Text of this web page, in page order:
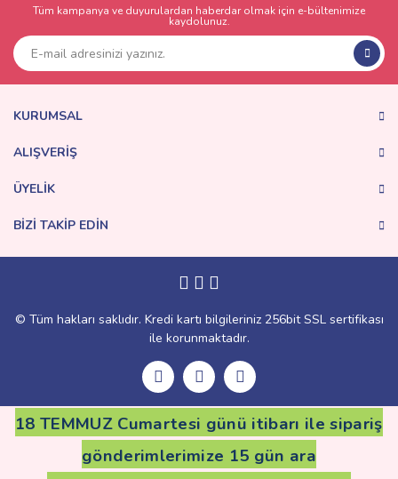
Yorum Yaz
Ürün açıklamasında eksik bilgiler bulunuyor.
Ürün bilgilerinde hatalar bulunuyor.
Tüm kampanya ve duyurulardan haberdar olmak için e-bültenimize
kaydolunuz.
KURUMSAL
ALIŞVERİŞ
ÜYELİK
BİZİ TAKİP EDİN
© Tüm hakları saklıdır. Kredi kartı bilgileriniz 256bit SSL sertifikası
ile korunmaktadır.
18 TEMMUZ Cumartesi günü itibarı ile sipariş
gönderimlerimize 15 gün ara